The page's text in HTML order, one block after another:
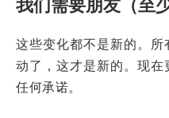
我们需要朋友（至
这些变化都不是新的。
动了，这才是新的。现
任何承诺。